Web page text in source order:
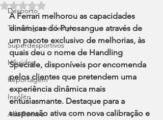
Desporto
Tecnologia e Lifestyle
Superdesportivos
Híbridos
Reportagem
Insólito
Alfa Romeo
Avaliado com NaN de 5 estrelas.
A Ferrari melhorou as capacidades
dinâmicas do Purosangue através de
um pacote exclusivo de melhorias, às
quais deu o nome de Handling
Speciale, disponíveis por encomenda
pelos clientes que pretendem uma
experiência dinâmica mais
entusiasmante. Destaque para a
suspensão ativa com nova calibração e